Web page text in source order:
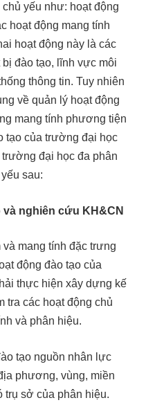
yếu như: hoạt động
hoạt động mang tính
hoạt động này là các
đào tạo, lĩnh vực môi
thông tin. Tuy nhiên
về quản lý hoạt động
mang tính phương tiện
tạo của trường đại học
đại học đa phân
sau:
và nghiên cứu KH&CN
mang tính đặc trưng
động đào tạo của
thực hiện xây dựng kế
tra các hoạt động chủ
và phân hiệu.
tạo nguồn nhân lực
phương, vùng, miền
trụ sở của phân hiệu.